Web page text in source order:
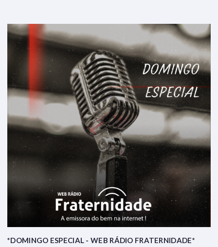
*DOMINGO ESPECIAL - WEB RÁDIO FRATERNIDADE*